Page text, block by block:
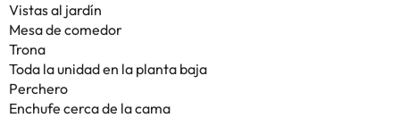
Vistas al jardín
Mesa de comedor
Trona
Toda la unidad en la planta baja
Perchero
Enchufe cerca de la cama